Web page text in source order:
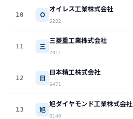
10 O
オイレス工業株式会社
6282
11 三
三菱重工業株式会社
7011
12 日
日本精工株式会社
6471
13 旭
旭ダイヤモンド工業株式会社
6140